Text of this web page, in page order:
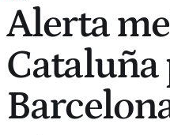
Alerta
Cataluña